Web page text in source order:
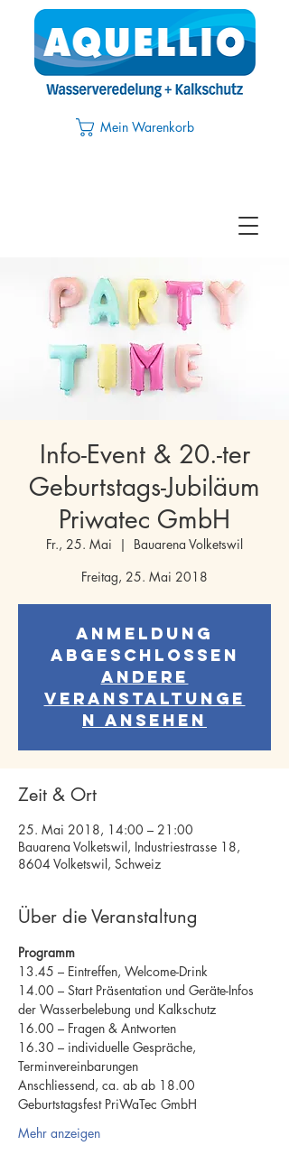
Mein Warenkorb
Info-Event & 20.-ter
Geburtstags-Jubiläum
Priwatec GmbH
Fr., 25. Mai
  |
Bauarena Volketswil
Freitag, 25. Mai 2018
Anmeldung
abgeschlossen
Andere
Veranstaltunge
n ansehen
Zeit & Ort
25. Mai 2018, 14:00 – 21:00
Bauarena Volketswil, Industriestrasse 18,
8604 Volketswil, Schweiz
Über die Veranstaltung
Programm
13.45 – Eintreffen, Welcome-Drink
14.00 – Start Präsentation und Geräte-Infos
der Wasserbelebung und Kalkschutz
16.00 – Fragen & Antworten
16.30 – individuelle Gespräche,
Terminvereinbarungen
Anschliessend, ca. ab ab 18.00
Geburtstagsfest PriWaTec GmbH
Mehr anzeigen